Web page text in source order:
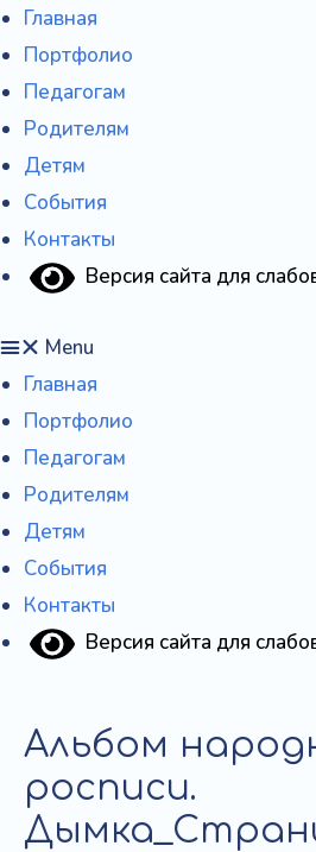
Перейти
к
содержимому
Главная
Портфолио
Педагогам
Родителям
Детям
События
Контакты
Версия сайта для
Menu
Главная
Портфолио
Педагогам
Родителям
Детям
События
Контакты
Версия сайта для
Альбом
росписи.